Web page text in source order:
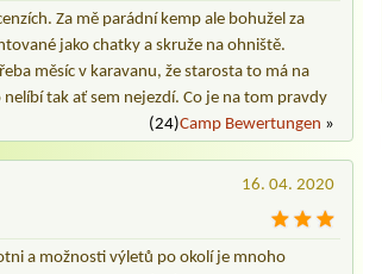
Za mě parádní kemp ale bohužel za
jako chatky a skruže na ohniště.
měsíc v karavanu, že starosta to má na
tak ať sem nejezdí. Co je na tom pravdy
(24)Camp Bewertungen »
16. 04. 2020
a možnosti výletů po okolí je mnoho